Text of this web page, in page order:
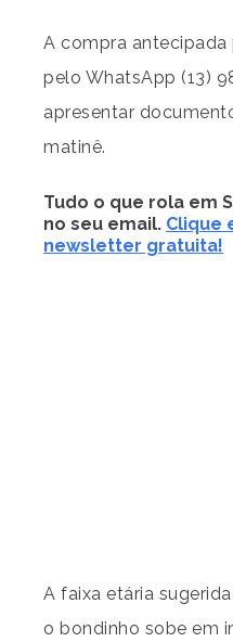
A compra antecipada
pelo WhatsApp (13)
apresentar
matinê.
Tudo o que rola em
no seu email. Clique
newsletter gratuita!
A faixa etária
o bondinho sobe em